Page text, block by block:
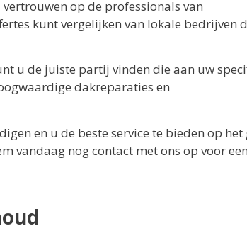
op de professionals van
kunt vergelijken van lokale bedrijven
u de juiste partij vinden die aan uw
dakreparaties en
en u de beste service te bieden op het
vandaag nog contact met ons op voor een